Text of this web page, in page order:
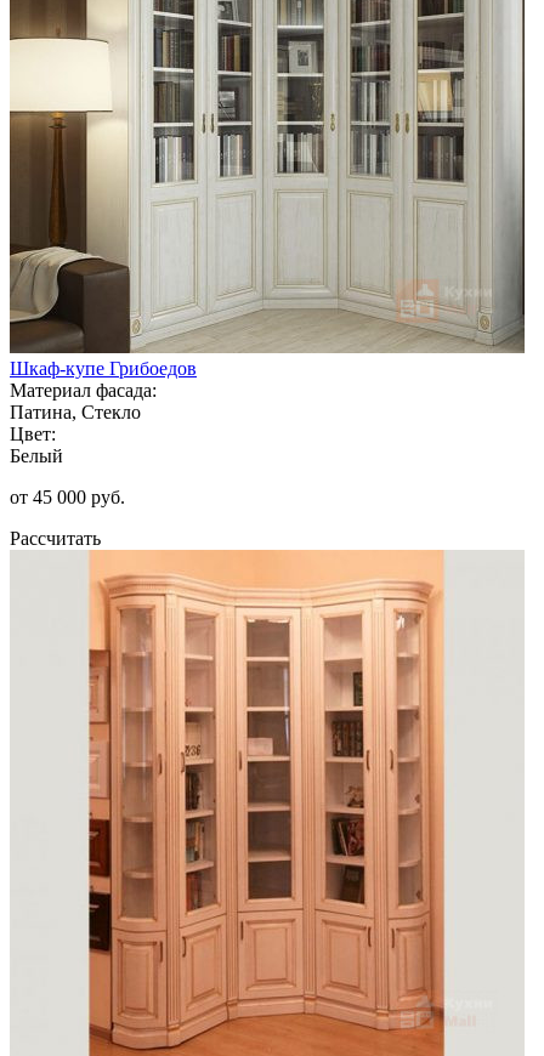
Шкаф-купе Грибоедов
Материал фасада:
Патина, Стекло
Цвет:
Белый
от 45 000 руб.
Рассчитать